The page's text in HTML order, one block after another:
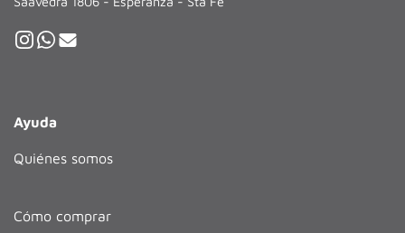
Ayuda
Quiénes somos
Cómo comprar